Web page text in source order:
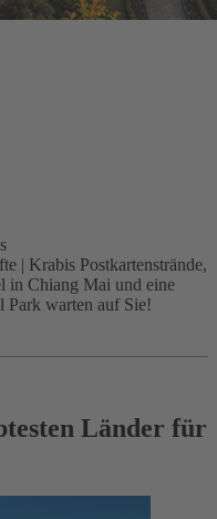
| Krabis Postkartenstrände,
in Chiang Mai und eine
Park warten auf Sie!
Länder für